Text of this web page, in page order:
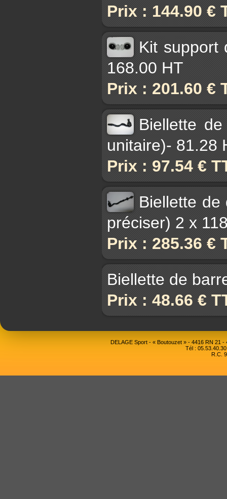
Prix : 144.90 €
Kit support
168.00 HT
Prix : 201.60 €
Biellette
unitaire)- 81.28
Prix : 97.54 €
Biellette de
préciser) 2 x
Prix : 285.36 €
Biellette de
Prix : 48.66 €
DELAGE Sport - « Boutouzet » - 4416 RN 21
Tél :
R.C.